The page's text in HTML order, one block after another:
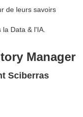
de leurs savoirs
Data & l'IA.
Manager
Sciberras